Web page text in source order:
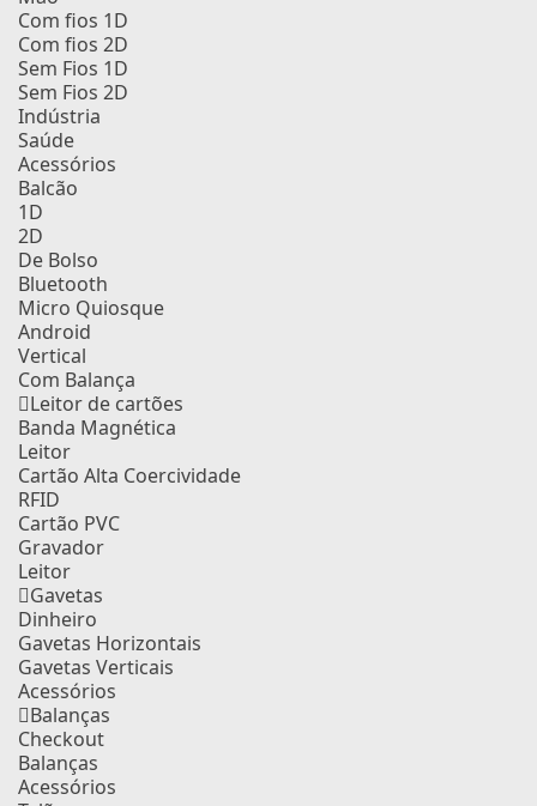
Com fios 1D
Com fios 2D
Sem Fios 1D
Sem Fios 2D
Indústria
Saúde
Acessórios
Balcão
1D
2D
De Bolso
Bluetooth
Micro Quiosque
Android
Vertical
Com Balança
Leitor de cartões
Banda Magnética
Leitor
Cartão Alta Coercividade
RFID
Cartão PVC
Gravador
Leitor
Gavetas
Dinheiro
Gavetas Horizontais
Gavetas Verticais
Acessórios
Balanças
Checkout
Balanças
Acessórios